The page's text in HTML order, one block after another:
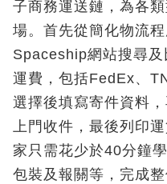
子商務運送鏈，為各
場。首先從簡化物流
Spaceship網站搜尋
運費，包括FedEx、
選擇後填寫寄件資料
上門收件，最後列印
家只需花少於40分鐘
包裝及報關等，完成